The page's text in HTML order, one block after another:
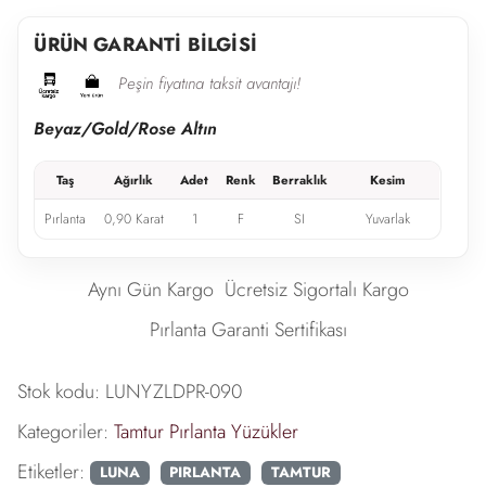
ÜRÜN GARANTİ BİLGİSİ
Peşin fiyatına taksit avantajı!
Beyaz/Gold/Rose Altın
Taş Ağırlık Adet Renk Berraklık Kesim
Pırlanta 0,90 Karat 1 F SI Yuvarlak
Aynı Gün Kargo Ücretsiz Sigortalı Kargo
Pırlanta Garanti Sertifikası
Stok kodu: LUNYZLDPR-090
Kategoriler: Tamtur Pırlanta Yüzükler
Etiketler:
LUNA PIRLANTA TAMTUR